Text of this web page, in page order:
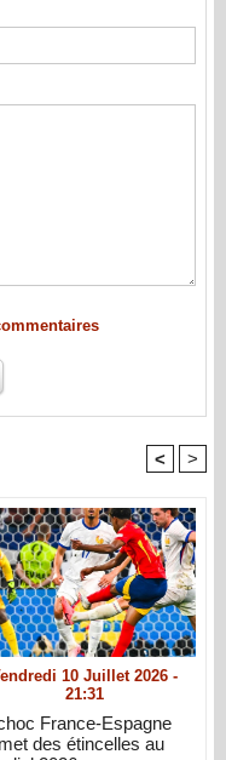
< >
10 Juillet 2026 -
21:31
France-Espagne
des étincelles au